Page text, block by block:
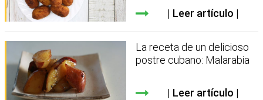
Leer artículo
La receta de un delicioso
postre cubano: Malarabia
Leer artículo